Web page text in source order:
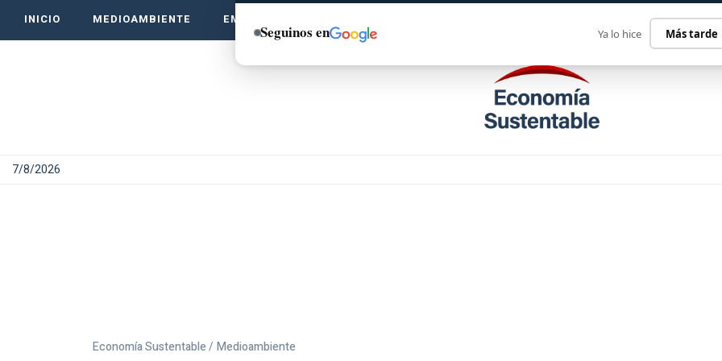
INICIO MEDIOAMBIENTE EMPRENDE VERDE
7/8/2026
Economía Sustentable / Medioambiente
Seguinos en Ya lo hice Más tarde